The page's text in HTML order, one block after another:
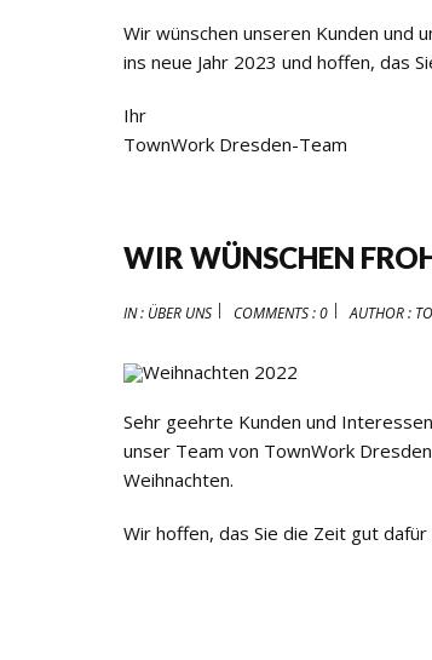
Wir wünschen unseren Kunden und
ins neue Jahr 2023 und hoffen, das
Ihr
TownWork Dresden-Team
WIR WÜNSCHEN
IN : ÜBER UNS COMMENTS : 0 AUTHOR :
Sehr geehrte Kunden und
unser Team von TownWork
Weihnachten.
Wir hoffen, das Sie die Zeit gut